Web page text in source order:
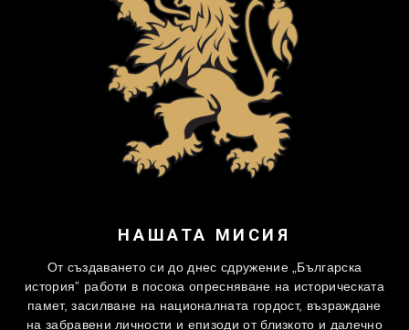
НАШАТА МИСИЯ
От създаването си до днес сдружение „Българска
история” работи в посока опресняване на историческата
памет, засилване на националната гордост, възраждане
на забравени личности и епизоди от близкото и далечно